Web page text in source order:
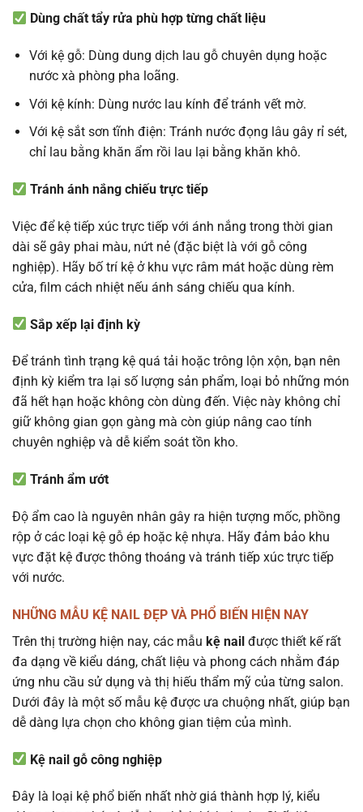
Dùng chất tẩy rửa phù hợp từng chất liệu
Với kệ gỗ: Dùng dung dịch lau gỗ chuyên dụng hoặc
nước xà phòng pha loãng.
Với kệ kính: Dùng nước lau kính để tránh vết mờ.
Với kệ sắt sơn tĩnh điện: Tránh nước đọng lâu gây rỉ sét,
chỉ lau bằng khăn ẩm rồi lau lại bằng khăn khô.
Tránh ánh nắng chiếu trực tiếp
Việc để kệ tiếp xúc trực tiếp với ánh nắng trong thời gian
dài sẽ gây phai màu, nứt nẻ (đặc biệt là với gỗ công
nghiệp). Hãy bố trí kệ ở khu vực râm mát hoặc dùng rèm
cửa, film cách nhiệt nếu ánh sáng chiếu qua kính.
Sắp xếp lại định kỳ
Để tránh tình trạng kệ quá tải hoặc trông lộn xộn, bạn nên
định kỳ kiểm tra lại số lượng sản phẩm, loại bỏ những món
đã hết hạn hoặc không còn dùng đến. Việc này không chỉ
giữ không gian gọn gàng mà còn giúp nâng cao tính
chuyên nghiệp và dễ kiểm soát tồn kho.
Tránh ẩm ướt
Độ ẩm cao là nguyên nhân gây ra hiện tượng mốc, phồng
rộp ở các loại kệ gỗ ép hoặc kệ nhựa. Hãy đảm bảo khu
vực đặt kệ được thông thoáng và tránh tiếp xúc trực tiếp
với nước.
NHỮNG MẪU KỆ NAIL ĐẸP VÀ PHỔ BIẾN HIỆN NAY
Trên thị trường hiện nay, các mẫu kệ nail được thiết kế rất
đa dạng về kiểu dáng, chất liệu và phong cách nhằm đáp
ứng nhu cầu sử dụng và thị hiếu thẩm mỹ của từng salon.
Dưới đây là một số mẫu kệ được ưa chuộng nhất, giúp bạn
dễ dàng lựa chọn cho không gian tiệm của mình.
Kệ nail gỗ công nghiệp
Đây là loại kệ phổ biến nhất nhờ giá thành hợp lý, kiểu